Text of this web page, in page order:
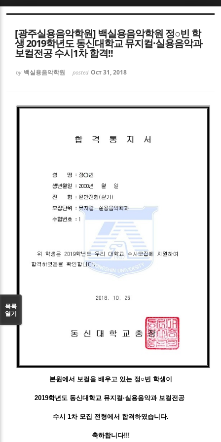
[광주실용음악학원] 백실용음악학원 정○빈 학
생 2019학년도 동신대학교 뮤지컬·실용음악과
보컬전공 수시1차 합격!!
by 백실용음악학원 posted Oct 31, 2018
본원에서 보컬을 배우고 있는 정○빈 학생이
2019학년도 동신대학교 뮤지컬·실용음악과 보컬전공
수시 1차 모집 전형에서 합격하였습니다.
축하합니다!!!
목록
열기
Sketchbook5, 스케치북5
Sketchbook5, 스케치북5